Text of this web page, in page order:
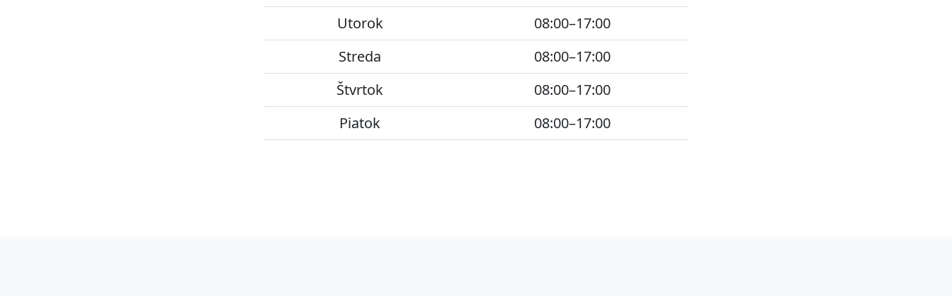
Utorok
08:00–17:00
Streda
08:00–17:00
Štvrtok
08:00–17:00
Piatok
08:00–17:00